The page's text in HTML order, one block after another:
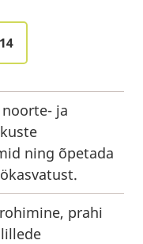
ja
ning õpetada
prahi